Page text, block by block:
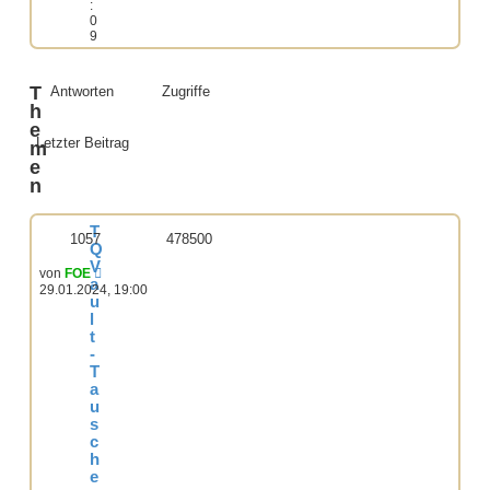
:
0
9
T
h
e
m
e
n
Antworten Zugriffe
Letzter Beitrag
T
Q
V
a
u
t
-
T
a
u
s
c
h
e
1057 478500
vonFOE
29.01.2024, 19:00